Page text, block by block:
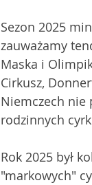
Sezon 2025
zauważamy
Maska i
Cirkusz,
Niemczech nie
rodzinnych
Rok 2025 był
"markowych"